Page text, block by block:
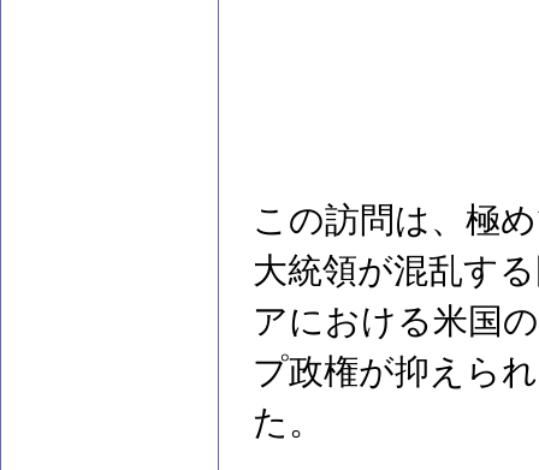
この訪問は、極
大統領が混乱す
アにおける米国
プ政権が抑えら
た。